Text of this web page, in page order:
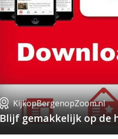
KijkopBergenopZoom.nl
Blijf gemakkelijk op de